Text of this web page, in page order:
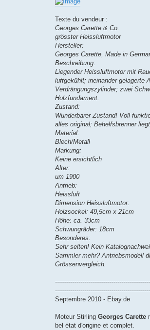
Texte du vendeur :
Georges Carette & Co.
grösster Heissluftmotor
Hersteller:
Georges Carette, Made in
Beschreibung:
Liegender Heissluftmotor mit
luftgekühlt; ineinander gelagerte
Verdrängungszylinder; zwei
Holzfundament.
Zustand:
Wunderbarer Zustand! Voll
alles original; Behelfsbrenner
Material:
Blech/Metall
Markung:
Keine ersichtlich
Alter:
um 1900
Antrieb:
Heissluft
Dimension Heissluftmotor:
Holzsockel: 49,5cm x 21cm
Höhe: ca. 33cm
Schwungräder: 18cm
Besonderes:
Sehr selten! Kein
Sammler mehr? Antriebsmodell
Grössenvergleich.
Septembre 2010 - Ebay.de
Moteur Stirling Georges Carette
bel état d'origine et complet.